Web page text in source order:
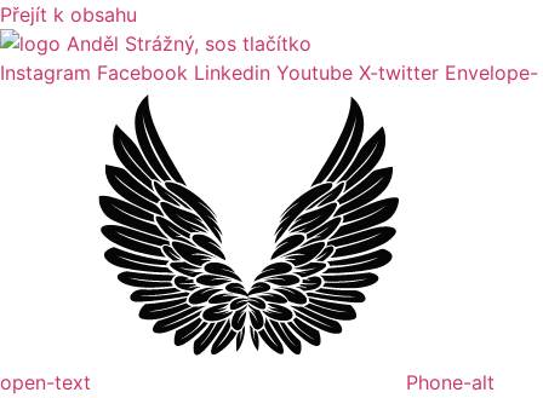
Přejít k obsahu
Instagram Facebook Linkedin Youtube X-twitter Envelope-
open-text
Phone-alt